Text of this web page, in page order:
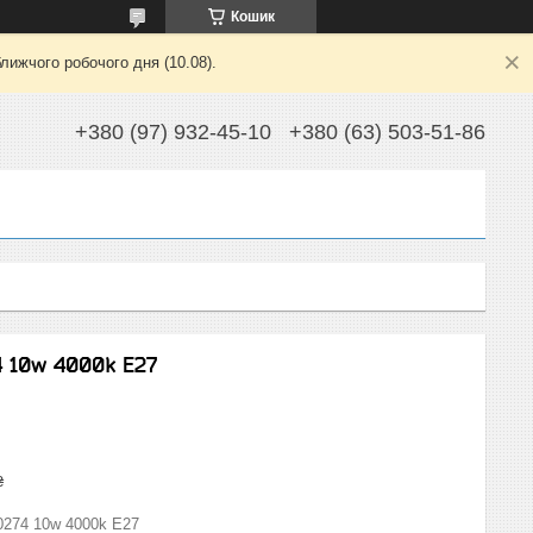
Кошик
робочого дня (10.08).
+380 (97) 932-45-10 +380 (63) 503-51-86
10w 4000k Е27
10w 4000k Е27